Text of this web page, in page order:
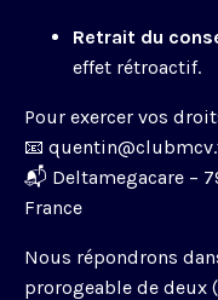
Retrait du
effet rétroactif.
Pour exercer vos
📧 quentin
📬 Deltamegacare –
France
Nous répondrons
prorogeable de deux